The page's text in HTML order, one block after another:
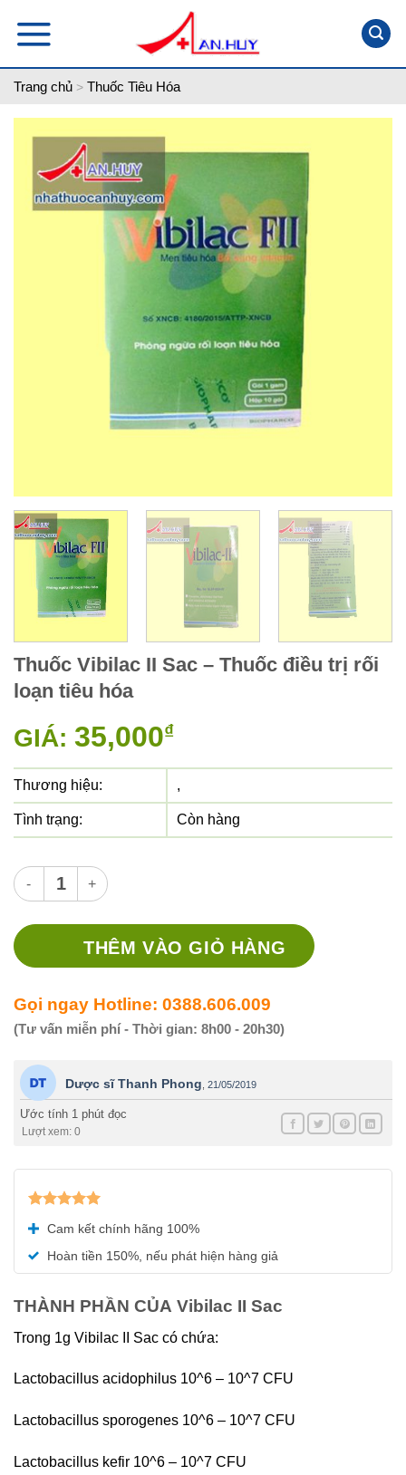
Trang chủ > Thuốc Tiêu Hóa
Thuốc Vibilac II Sac – Thuốc điều trị rối
loạn tiêu hóa
GIÁ: 35,000₫
Thương hiệu: ,
Tình trạng: Còn hàng
Thuốc Vibilac II Sac - Thuốc điều trị rối loạn tiêu hóa số lượng
THÊM VÀO GIỎ HÀNG
Gọi ngay Hotline: 0388.606.009
(Tư vấn miễn phí - Thời gian: 8h00 - 20h30)
Dược sĩ Thanh Phong 21/05/2019
Ước tính 1 phút đọc
Lượt xem: 0
hạng5.00
5 sao
Cam kết chính hãng 100%
Hoàn tiền 150%, nếu phát hiện hàng giả
THÀNH PHẦN CỦA Vibilac II Sac
Trong 1g Vibilac II Sac có chứa:
Lactobacillus acidophilus 10^6 – 10^7 CFU
Lactobacillus sporogenes 10^6 – 10^7 CFU
Lactobacillus kefir 10^6 – 10^7 CFU